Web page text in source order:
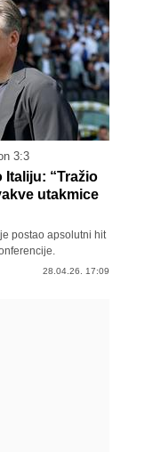
3:3
“Tražio
utakmice
postao apsolutni hit
28.04.26. 17:09